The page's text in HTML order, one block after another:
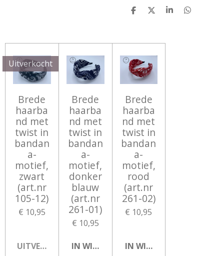
D
N
D
S
D
Uitverkocht
Brede
haarba
nd met
twist in
bandan
a-
motief,
zwart
(art.nr
105-12)
€ 10,95
UITVERKOCHT
Brede
haarba
nd met
twist in
bandan
a-
motief,
donker
blauw
(art.nr
261-01)
€ 10,95
IN WINKELWAGEN
Brede
haarba
nd met
twist in
bandan
a-
motief,
rood
(art.nr
261-02)
€ 10,95
IN WINKELWAGEN